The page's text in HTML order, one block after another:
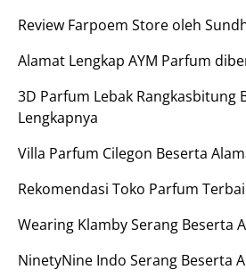
Review Farpoem Store oleh
Alamat Lengkap AYM Parfum
3D Parfum Lebak Rangkasbitung
Lengkapnya
Villa Parfum Cilegon Beserta
Rekomendasi Toko Parfum
Wearing Klamby Serang Beserta
NinetyNine Indo Serang Beserta